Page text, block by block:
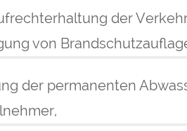
der
von
der permanenten